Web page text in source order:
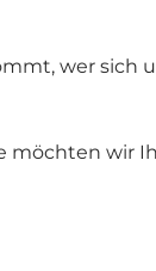
wer
möchten wir